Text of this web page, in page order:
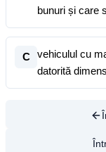
bunuri și care
C
vehiculul cu
datorită